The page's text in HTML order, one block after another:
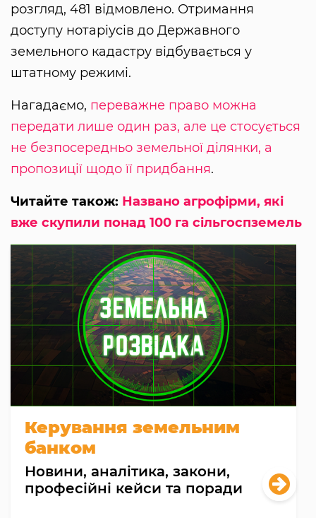
розгляд, 481 відмовлено. Отримання
доступу нотаріусів до Державного
земельного кадастру відбувається у
штатному режимі.
Нагадаємо, переважне право можна
передати лише один раз, але це стосується
не безпосередньо земельної ділянки, а
пропозиції щодо її придбання.
Читайте також: Названо агрофірми, які
вже скупили понад 100 га сільгоспземель
Керування земельним
банком
Новини, аналітика, закони,
професійні кейси та поради